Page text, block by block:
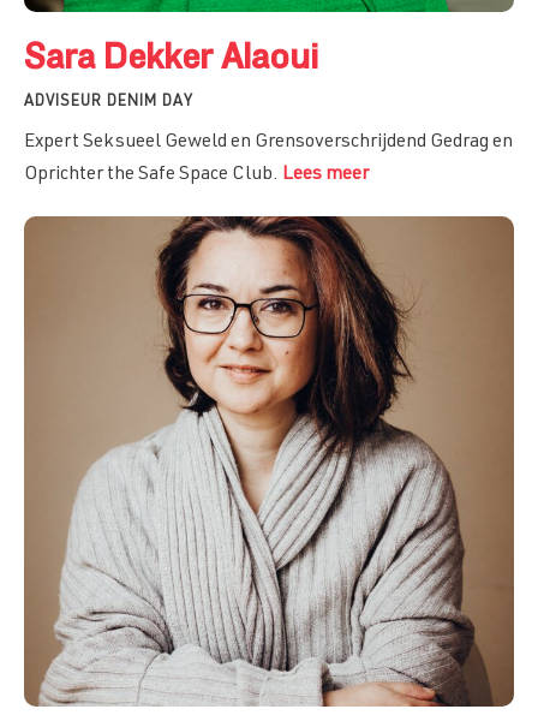
Sara Dekker Alaoui
ADVISEUR DENIM DAY
Expert Seksueel Geweld en Grensoverschrijdend Gedrag en
Oprichter the Safe Space Club. Lees meer